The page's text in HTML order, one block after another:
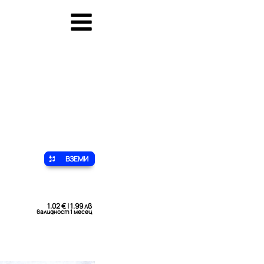
ВЗЕМИ
1.02 € | 1.99 лв
валидност 1 месец